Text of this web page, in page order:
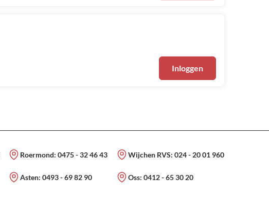
Inloggen
Roermond: 0475 - 32 46 43 Wijchen RVS: 024 - 20 01 960
Asten: 0493 - 69 82 90 Oss: 0412 - 65 30 20